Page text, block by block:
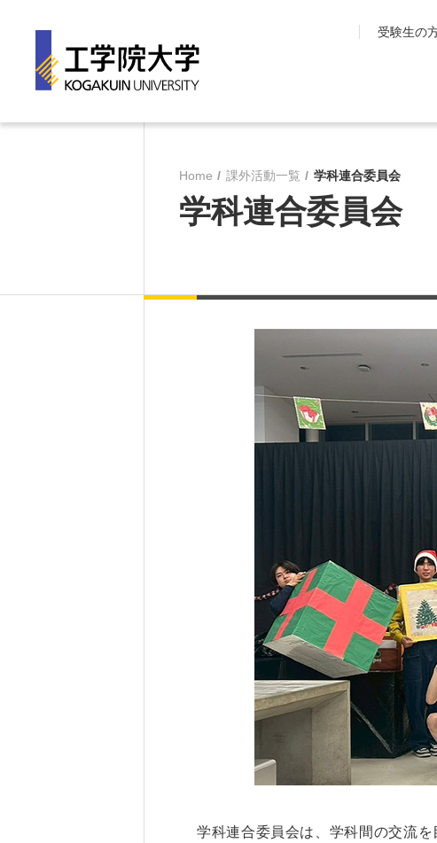
受験生の
長期目標『VISION150』
工学院大学について
コンプライアンス
工学院大学の教育
先進工学部
工学部
大学院 工学研究科
採用担当者の皆さま
卒業生の皆さま
各種アンケート
Home 課外活動一覧 学科連合委員会
学科連合委員会
学科連合委員会は、学科間の交流